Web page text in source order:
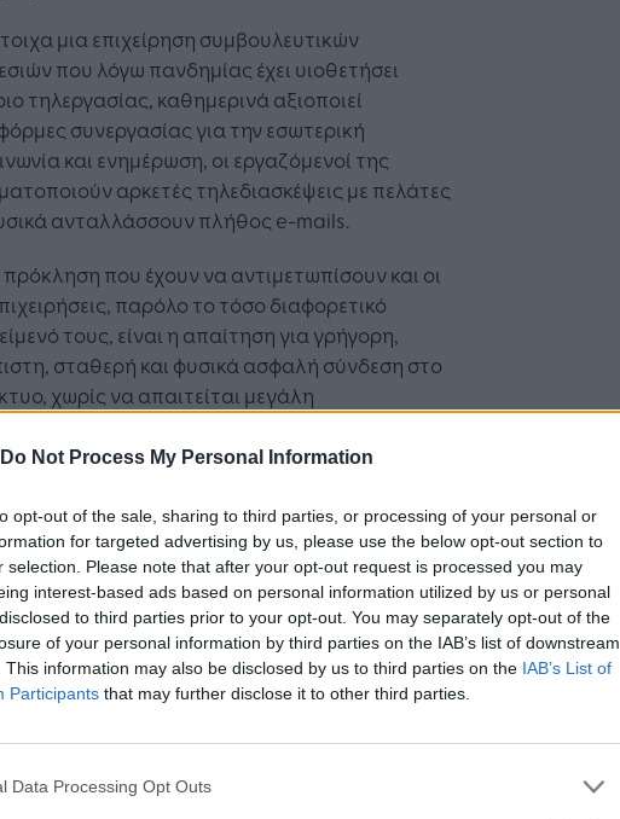
Do Not Process My Personal Information
opt-out of the sale, sharing to third parties, or processing of your personal or
for targeted advertising by us, please use the below opt-out section to
selection. Please note that after your opt-out request is processed you may
interest-based ads based on personal information utilized by us or personal
to third parties prior to your opt-out. You may separately opt-out of the
of your personal information by third parties on the IAB’s list of downstream
This information may also be disclosed by us to third parties on the IAB’s List of
Participants that may further disclose it to other third parties.
Data Processing Opt Outs
μια επιχείρηση συμβουλευτικών
που λόγω πανδημίας έχει υιοθετήσει
τηλεργασίας, καθημερινά αξιοποιεί
συνεργασίας για την εσωτερική
και ενημέρωση, οι εργαζόμενοί της
αρκετές τηλεδιασκέψεις με πελάτες
ανταλλάσσουν πλήθος e-mails.
πρόκληση που έχουν να αντιμετωπίσουν και οι
παρόλο το τόσο διαφορετικό
τους, είναι η απαίτηση για γρήγορη,
σταθερή και φυσικά ασφαλή σύνδεση στο
χωρίς να απαιτείται μεγάλη
ούτε μεγάλη οικονομική επιβάρυνση.